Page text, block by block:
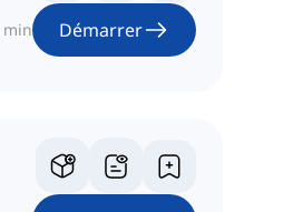
min Démarrer